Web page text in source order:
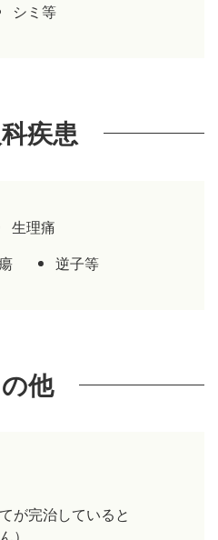
シミ等
疾患
生理痛
逆子等
他
が完治していると
）